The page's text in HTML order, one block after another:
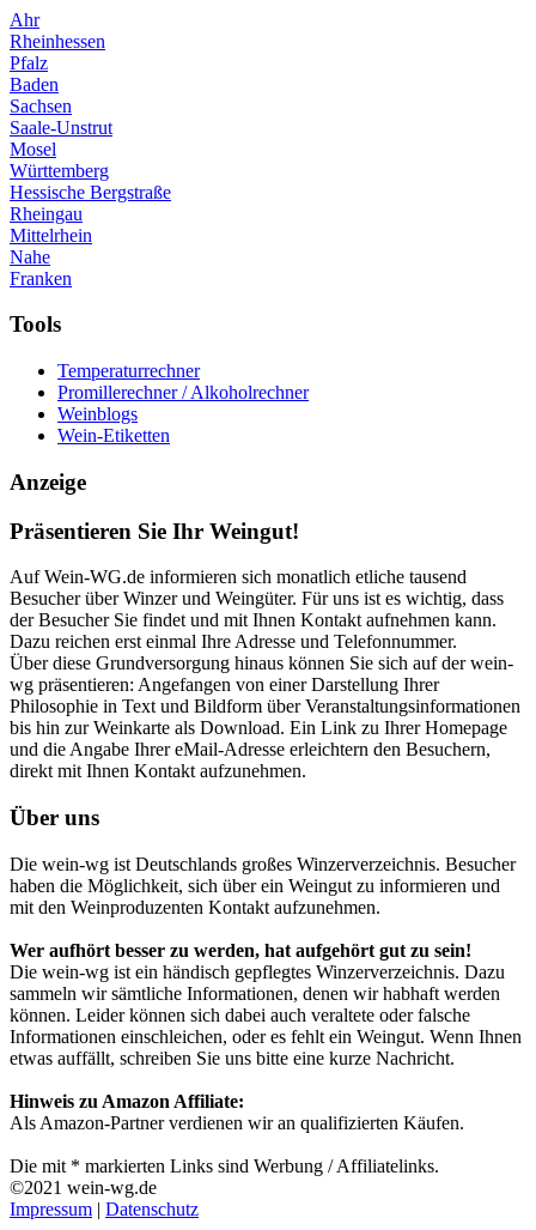
Ahr
Rheinhessen
Pfalz
Baden
Sachsen
Saale-Unstrut
Mosel
Württemberg
Hessische Bergstraße
Rheingau
Mittelrhein
Nahe
Franken
Tools
Temperaturrechner
Promillerechner / Alkoholrechner
Weinblogs
Wein-Etiketten
Anzeige
Präsentieren Sie Ihr Weingut!
Auf Wein-WG.de informieren sich monatlich etliche tausend
Besucher über Winzer und Weingüter. Für uns ist es wichtig, dass
der Besucher Sie findet und mit Ihnen Kontakt aufnehmen kann.
Dazu reichen erst einmal Ihre Adresse und Telefonnummer.
Über diese Grundversorgung hinaus können Sie sich auf der wein-
wg präsentieren: Angefangen von einer Darstellung Ihrer
Philosophie in Text und Bildform über Veranstaltungsinformationen
bis hin zur Weinkarte als Download. Ein Link zu Ihrer Homepage
und die Angabe Ihrer eMail-Adresse erleichtern den Besuchern,
direkt mit Ihnen Kontakt aufzunehmen.
Über uns
Die wein-wg ist Deutschlands großes Winzerverzeichnis. Besucher
haben die Möglichkeit, sich über ein Weingut zu informieren und
mit den Weinproduzenten Kontakt aufzunehmen.
Wer aufhört besser zu werden, hat aufgehört gut zu sein!
Die wein-wg ist ein händisch gepflegtes Winzerverzeichnis. Dazu
sammeln wir sämtliche Informationen, denen wir habhaft werden
können. Leider können sich dabei auch veraltete oder falsche
Informationen einschleichen, oder es fehlt ein Weingut. Wenn Ihnen
etwas auffällt, schreiben Sie uns bitte eine kurze Nachricht.
Hinweis zu Amazon Affiliate:
Als Amazon-Partner verdienen wir an qualifizierten Käufen.
Die mit * markierten Links sind Werbung / Affiliatelinks.
©2021 wein-wg.de
Impressum | Datenschutz